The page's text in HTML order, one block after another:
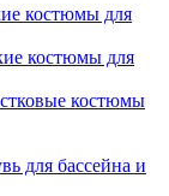
костюмы для
костюмы для
костюмы
для бассейна и